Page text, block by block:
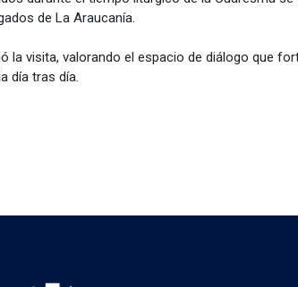
de La Araucanía.
la visita, valorando el espacio de diálogo que
día tras día.